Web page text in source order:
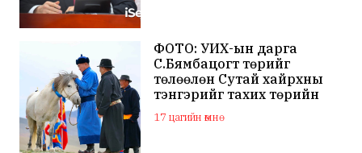
ФОТО: УИХ-ын дарга
С.Бямбацогт төрийг
төлөөлөн Сутай хайрхны
тэнгэрийг тахих төрийн
тахилгад оролцлоо
17 цагийн өмнө